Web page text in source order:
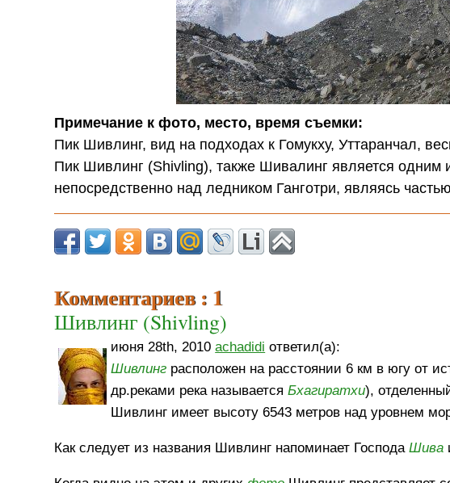
Примечание к фото, место, время съемки:
Пик Шивлинг, вид на подходах к Гомукху, Уттаранчал,
Пик Шивлинг (Shivling), также Шивалинг является одним
непосредственно над ледником Ганготри, являясь
Комментариев : 1
Шивлинг (Shivling)
июня 28th, 2010achadidi ответил(а):
Шивлинг расположен на расстоянии 6 км в югу от
др.реками река называетсяБхагиратхи),
Шивлинг имеет высоту 6543 метров над уровнем
Как следует из названия Шивлинг напоминает ГосподаШива